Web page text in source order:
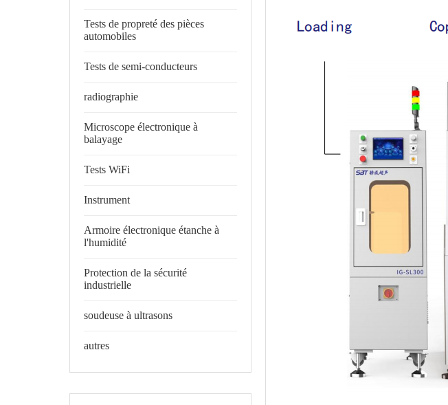
Tests de propreté des pièces
automobiles
Tests de semi-conducteurs
radiographie
Microscope électronique à
balayage
Tests WiFi
Instrument
Armoire électronique étanche à
l'humidité
Protection de la sécurité
industrielle
soudeuse à ultrasons
autres